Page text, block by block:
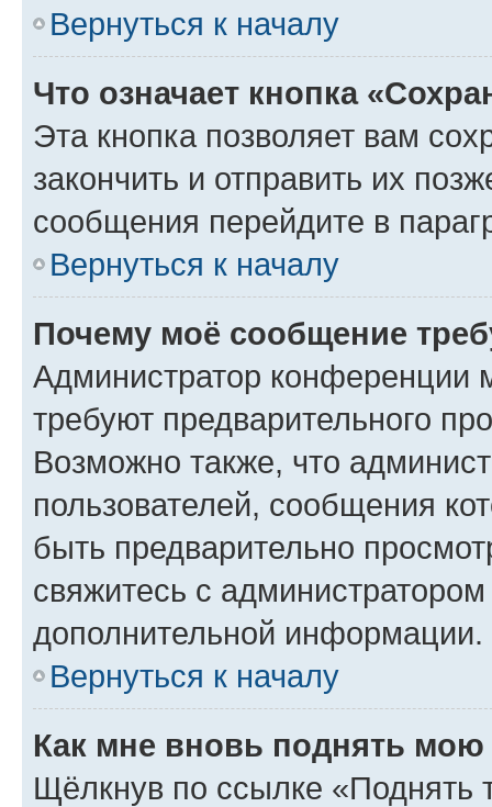
Вернуться к началу
Что означает кнопка
Эта кнопка позволяет вам
закончить и отправить их
сообщения перейдите в
Вернуться к началу
Почему моё сообщение
Администратор конференции
требуют предварительного
Возможно также, что
пользователей, сообщения
быть предварительно
свяжитесь с
дополнительной информации.
Вернуться к началу
Как мне вновь поднять мою
Щёлкнув по ссылке «Поднять